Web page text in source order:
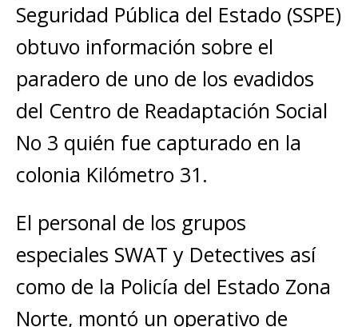
Seguridad Pública del Estado (SSPE)
obtuvo información sobre el
paradero de uno de los evadidos
del Centro de Readaptación Social
No 3 quién fue capturado en la
colonia Kilómetro 31.
El personal de los grupos
especiales SWAT y Detectives así
como de la Policía del Estado Zona
Norte, montó un operativo de